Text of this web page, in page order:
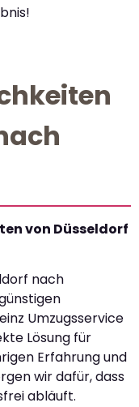
von Düsseldorf
nach
Umzugsservice
Lösung für
Erfahrung und
wir dafür, dass
abläuft.